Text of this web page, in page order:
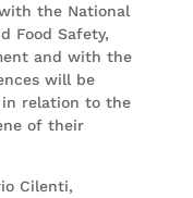
the National
Food Safety,
and with the
will be
relation to the
of their
Cilenti,